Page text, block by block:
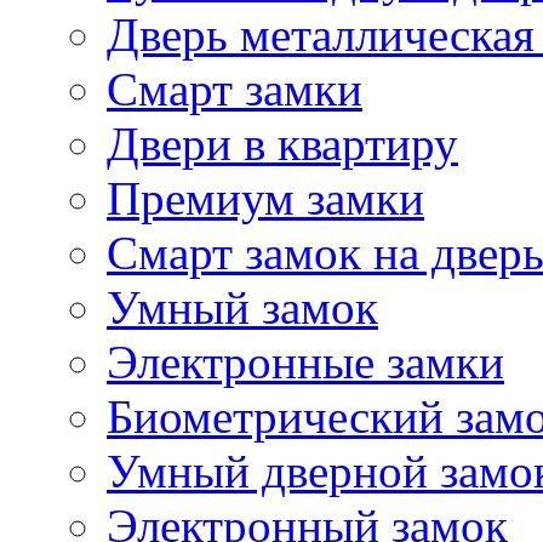
Дверь
Смарт замки
Двери в квартиру
Премиум замки
Смарт замок на дверь
Умный замок
Электронные замки
Биометрический
Умный дверной
Электронный замок